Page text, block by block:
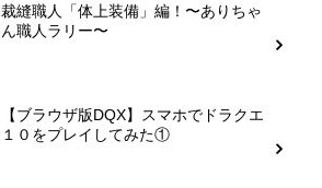
裁縫職人「体上装備」編！〜ありちゃ
ん職人ラリー〜
【ブラウザ版DQX】スマホでドラクエ
１０をプレイしてみた①